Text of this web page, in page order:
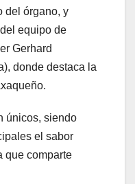
del órgano, y
equipo de
Gerhard
donde destaca la
únicos, siendo
el sabor
que comparte